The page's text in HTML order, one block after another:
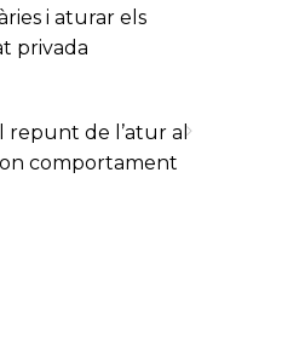
i aturar els
privada
repunt de l’atur al
comportament